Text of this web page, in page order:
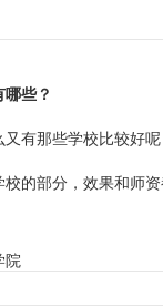
些？
有那些学校比较好
的部分，效果和师资
院